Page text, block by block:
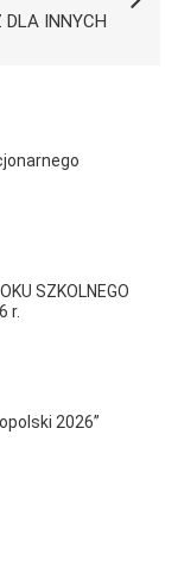
DLA INNYCH
SZKOLNEGO
r.
2026”